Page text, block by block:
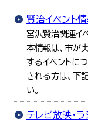
賢治イベント
宮沢賢治関連イ
本情報は、市が
するイベントに
される方は、下
い。
テレビ放映・